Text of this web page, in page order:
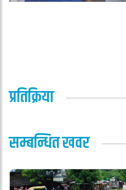
प्रतिक्रिया
सम्बन्धित खवर